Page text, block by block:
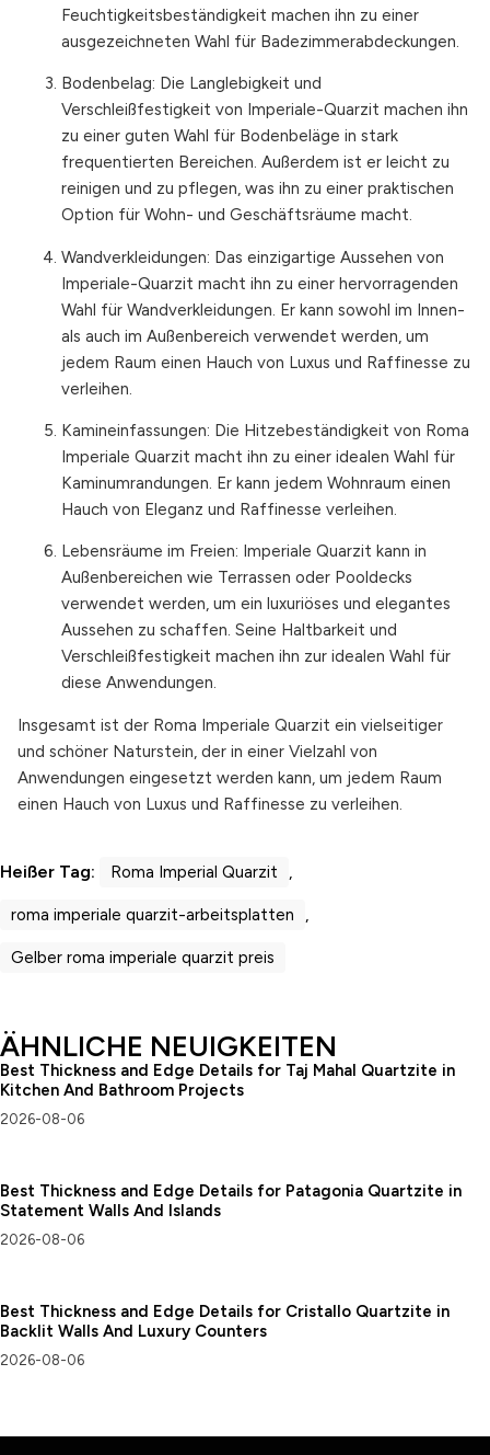
Feuchtigkeitsbeständigkeit machen ihn zu einer
ausgezeichneten Wahl für Badezimmerabdeckungen.
Bodenbelag: Die Langlebigkeit und
Verschleißfestigkeit von Imperiale-Quarzit machen ihn
zu einer guten Wahl für Bodenbeläge in stark
frequentierten Bereichen. Außerdem ist er leicht zu
reinigen und zu pflegen, was ihn zu einer praktischen
Option für Wohn- und Geschäftsräume macht.
Wandverkleidungen: Das einzigartige Aussehen von
Imperiale-Quarzit macht ihn zu einer hervorragenden
Wahl für Wandverkleidungen. Er kann sowohl im Innen-
als auch im Außenbereich verwendet werden, um
jedem Raum einen Hauch von Luxus und Raffinesse zu
verleihen.
Kamineinfassungen: Die Hitzebeständigkeit von Roma
Imperiale Quarzit macht ihn zu einer idealen Wahl für
Kaminumrandungen. Er kann jedem Wohnraum einen
Hauch von Eleganz und Raffinesse verleihen.
Lebensräume im Freien: Imperiale Quarzit kann in
Außenbereichen wie Terrassen oder Pooldecks
verwendet werden, um ein luxuriöses und elegantes
Aussehen zu schaffen. Seine Haltbarkeit und
Verschleißfestigkeit machen ihn zur idealen Wahl für
diese Anwendungen.
Insgesamt ist der Roma Imperiale Quarzit ein vielseitiger
und schöner Naturstein, der in einer Vielzahl von
Anwendungen eingesetzt werden kann, um jedem Raum
einen Hauch von Luxus und Raffinesse zu verleihen.
Heißer Tag: Roma Imperial Quarzit ,
roma imperiale quarzit-arbeitsplatten ,
Gelber roma imperiale quarzit preis
ÄHNLICHE NEUIGKEITEN
Best Thickness and Edge Details for Taj Mahal Quartzite in
Kitchen And Bathroom Projects
2026-08-06
Best Thickness and Edge Details for Patagonia Quartzite in
Statement Walls And Islands
2026-08-06
Best Thickness and Edge Details for Cristallo Quartzite in
Backlit Walls And Luxury Counters
2026-08-06